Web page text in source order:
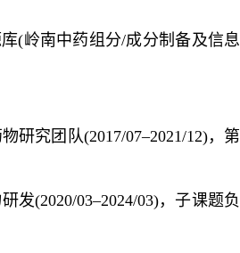
(岭南中药组分/成分制备及信息
研究团队(2017/07–2021/12)，第
发(2020/03–2024/03)，子课题负